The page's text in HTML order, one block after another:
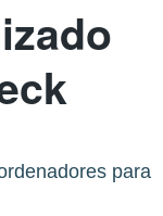
para